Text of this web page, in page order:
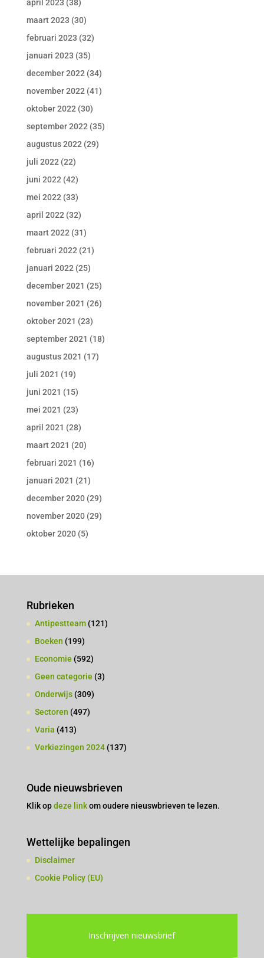
april 2023 (38)
maart 2023 (30)
februari 2023 (32)
januari 2023 (35)
december 2022 (34)
november 2022 (41)
oktober 2022 (30)
september 2022 (35)
augustus 2022 (29)
juli 2022 (22)
juni 2022 (42)
mei 2022 (33)
april 2022 (32)
maart 2022 (31)
februari 2022 (21)
januari 2022 (25)
december 2021 (25)
november 2021 (26)
oktober 2021 (23)
september 2021 (18)
augustus 2021 (17)
juli 2021 (19)
juni 2021 (15)
mei 2021 (23)
april 2021 (28)
maart 2021 (20)
februari 2021 (16)
januari 2021 (21)
december 2020(29)
november 2020(29)
oktober 2020(5)
Rubrieken
Antipestteam(121)
Boeken (199)
Economie (592)
Geen categorie (3)
Onderwijs(309)
Sectoren (497)
Varia (413)
Verkiezingen 2024(137)
Oude nieuwsbrieven
Klik opdeze linkom oudere nieuswbrieven te lezen.
Wettelijke bepalingen
Disclaimer
Cookie Policy (EU)
Inschrijven nieuwsbrief